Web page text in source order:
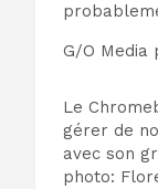
G/O Media
Le
gérer de
avec son
photo: